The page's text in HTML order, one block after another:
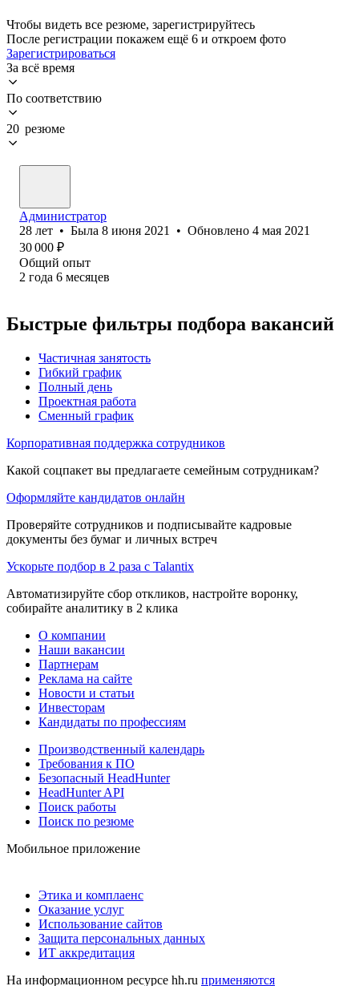
Чтобы видеть все резюме, зарегистрируйтесь
После регистрации покажем ещё 6 и откроем фото
Зарегистрироваться
За всё время
По соответствию
20 резюме
Администратор
28 лет • Была 8 июня 2021 • Обновлено 4 мая 2021
30 000 ₽
Общий опыт
2 года 6 месяцев
Быстрые фильтры подбора вакансий
Частичная занятость
Гибкий график
Полный день
Проектная работа
Сменный график
Корпоративная поддержка сотрудников
Какой соцпакет вы предлагаете семейным сотрудникам?
Оформляйте кандидатов онлайн
Проверяйте сотрудников и подписывайте кадровые
документы без бумаг и личных встреч
Ускорьте подбор в 2 раза с Talantix
Автоматизируйте сбор откликов, настройте воронку,
собирайте аналитику в 2 клика
О компании
Наши вакансии
Партнерам
Реклама на сайте
Новости и статьи
Инвесторам
Кандидаты по профессиям
Производственный календарь
Требования к ПО
Безопасный HeadHunter
HeadHunter API
Поиск работы
Поиск по резюме
Мобильное приложение
Этика и комплаенс
Оказание услуг
Использование сайтов
Защита персональных данных
ИТ аккредитация
На информационном ресурсе hh.ru применяются